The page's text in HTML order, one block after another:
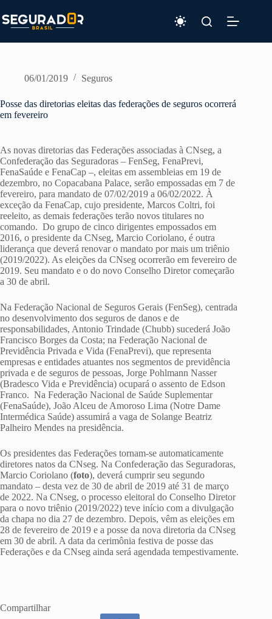
para
o
06/01/2019 Seguros
Posse das diretorias eleitas das federações de seguros ocorrerá
em fevereiro
As novas diretorias das Federações associadas à CNseg, a
Confederação das Seguradoras – FenSeg, FenaPrevi,
FenaSaúde e FenaCap –, eleitas em assembleias em 19 de
dezembro, no Copacabana Palace, serão empossadas em 7 de
fevereiro, para mandato de 07/02/2019 a 06/02/2022. À
exceção da FenaCap, cujo presidente, Marcos Coltri, foi
reeleito, as demais federações terão novos titulares no
comando. Do grupo de cinco dirigentes empossados em
2016, o presidente da CNseg, Marcio Coriolano, é outra
liderança que deverá renovar o mandato por mais um triênio
(2019/2022). As eleições da CNseg ocorrerão em fevereiro de
2019. Seu mandato e o do novo Conselho Diretor começarão
a 30 de abril.
Na Federação Nacional de Seguros Gerais (FenSeg), centrada
no desenvolvimento dos seguros de danos e de
responsabilidades, Antonio Trindade (Chubb) sucederá João
Francisco Borges da Costa; na Federação Nacional de
Previdência Privada e Vida (FenaPrevi), que representa
empresas e entidades atuantes nos segmentos de previdência
privada e de seguros de pessoas, Jorge Pohlmann Nasser
(Bradesco Vida e Previdência) ocupará o assento de Edson
Franco. Na Federação Nacional de Saúde Suplementar
(FenaSaúde), João Alceu de Amoroso Lima (Notre Dame
Intermédica Saúde) assumirá a vaga de Solange Beatriz
Palheiro Mendes na presidência.
Os presidentes das Federações tornam-se automaticamente
diretores natos da CNseg. Na Confederação das Seguradoras,
Marcio Coriolano (foto), deverá cumprir seu segundo
mandato – desta vez de 30 de abril de 2019 até 31 de março
de 2022. Na CNseg, o processo eleitoral do Conselho Diretor
para o novo triênio (2019/2022) teve início com a divulgação
da chapa no dia 27 de dezembro. Depois, vêm as eleições em
28 de fevereiro de 2019 e a posse da nova diretoria da CNseg
em 30 de abril. A data da cerimônia festiva de posse das
Federações e da CNseg ainda será agendada tempestivamente.
Compartilhar